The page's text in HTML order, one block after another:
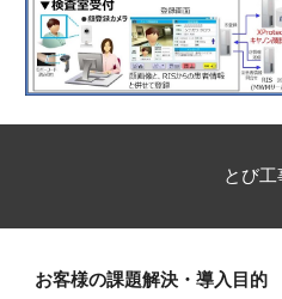
とび工
お客様の課題解決・導入目的